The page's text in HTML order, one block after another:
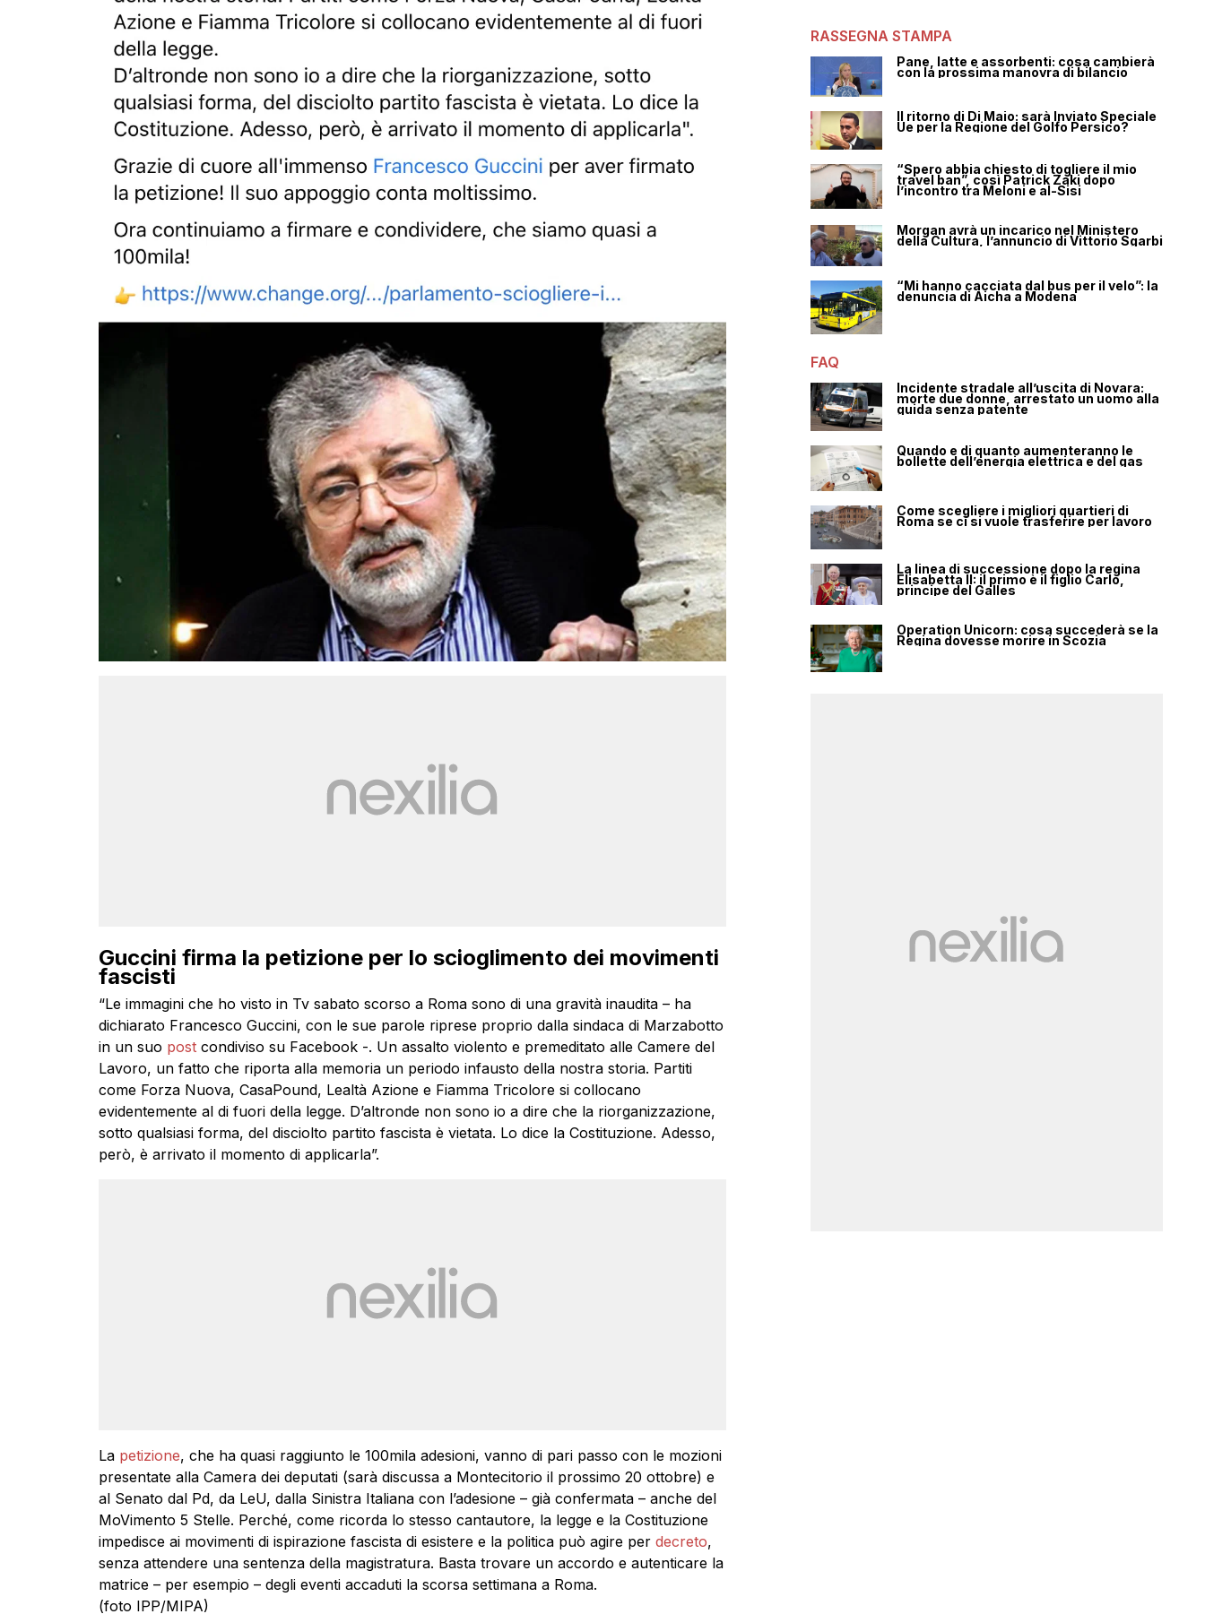
Guccini firma la petizione per lo scioglimento dei movimenti
fascisti
“Le immagini che ho visto in Tv sabato scorso a Roma sono di una gravità inaudita – ha
dichiarato Francesco Guccini, con le sue parole riprese proprio dalla sindaca di Marzabotto
in un suo postcondiviso su Facebook -. Un assalto violento e premeditato alle Camere del
Lavoro, un fatto che riporta alla memoria un periodo infausto della nostra storia. Partiti
come Forza Nuova, CasaPound, Lealtà Azione e Fiamma Tricolore si collocano
evidentemente al di fuori della legge. D’altronde non sono io a dire che la riorganizzazione,
sotto qualsiasi forma, del disciolto partito fascista è vietata. Lo dice la Costituzione. Adesso,
però, è arrivato il momento di applicarla”.
La petizione, che ha quasi raggiunto le 100mila adesioni, vanno di pari passo con le mozioni
presentate alla Camera dei deputati (sarà discussa a Montecitorio il prossimo 20 ottobre) e
al Senato dal Pd, da LeU, dalla Sinistra Italiana con l’adesione – già confermata – anche del
MoVimento 5 Stelle. Perché, come ricorda lo stesso cantautore, la legge e la Costituzione
impedisce ai movimenti di ispirazione fascista di esistere e la politica può agire per decreto,
senza attendere una sentenza della magistratura. Basta trovare un accordo e autenticare la
matrice – per esempio – degli eventi accaduti la scorsa settimana a Roma.
(foto IPP/MIPA)
RASSEGNA STAMPA
Pane, latte e assorbenti: cosa cambierà
con la prossima manovra di bilancio
Il ritorno di Di Maio: sarà Inviato Speciale
Ue per la Regione del Golfo Persico?
“Spero abbia chiesto di togliere il mio
travel ban”, così Patrick Zaki dopo
l’incontro tra Meloni e al-Sisi
Morgan avrà un incarico nel Ministero
della Cultura, l’annuncio di Vittorio Sgarbi
“Mi hanno cacciata dal bus per il velo”: la
denuncia di Aicha a Modena
FAQ
Incidente stradale all’uscita di Novara:
morte due donne, arrestato un uomo alla
guida senza patente
Quando e di quanto aumenteranno le
bollette dell’energia elettrica e del gas
Come scegliere i migliori quartieri di
Roma se ci si vuole trasferire per lavoro
La linea di successione dopo la regina
Elisabetta II: il primo è il figlio Carlo,
principe del Galles
Operation Unicorn: cosa succederà se la
Regina dovesse morire in Scozia